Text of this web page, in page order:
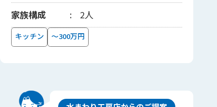
家族構成
2人
キッチン ～300万円